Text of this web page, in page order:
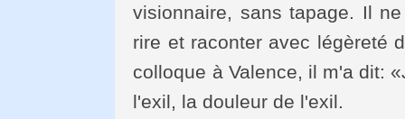
visionnaire, sans tapage. Il
rire et raconter avec légèreté
colloque à Valence, il m'a dit:
l'exil, la douleur de l'exil.